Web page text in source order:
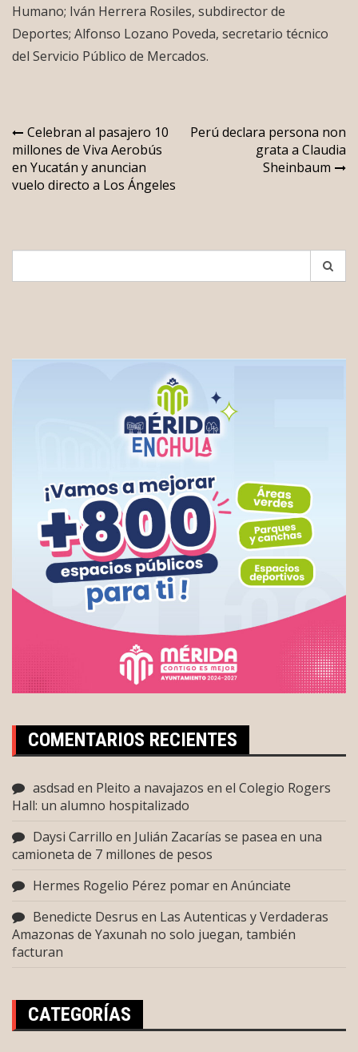
Humano; Iván Herrera Rosiles, subdirector de
Deportes; Alfonso Lozano Poveda, secretario técnico
del Servicio Público de Mercados.
Navegación
de
entradas
Celebran al pasajero 10
millones de Viva Aerobús
en Yucatán y anuncian
vuelo directo a Los Ángeles
Perú declara persona non
grata a Claudia
Sheinbaum
COMENTARIOS RECIENTES
asdsad en Pleito a navajazos en el Colegio Rogers
Hall: un alumno hospitalizado
Daysi Carrillo en Julián Zacarías se pasea en una
camioneta de 7 millones de pesos
Hermes Rogelio Pérez pomaren Anúnciate
Benedicte Desrus en Las Autenticas y Verdaderas
Amazonas de Yaxunah no solo juegan, también
facturan
CATEGORÍAS